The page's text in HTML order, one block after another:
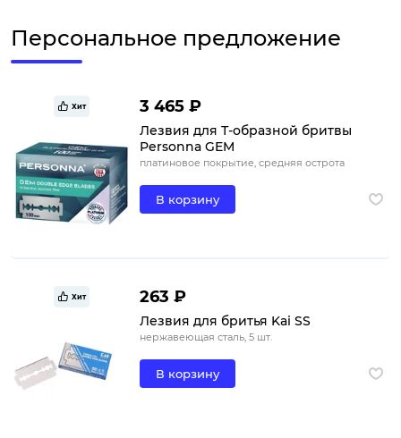
Персональное предложение
Хит 3 465 ₽
Лезвия для Т-образной бритвы
Personna GEM
платиновое покрытие, средняя острота
В корзину
Хит 263 ₽
Лезвия для бритья Kai SS
нержавеющая сталь, 5 шт.
В корзину